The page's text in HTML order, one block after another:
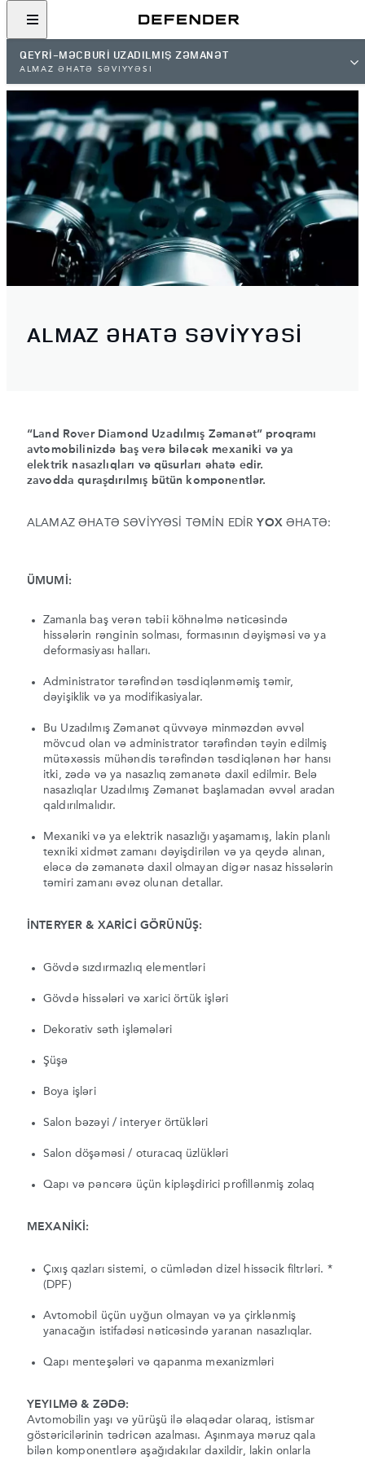
QEYRİ-MƏCBURİ UZADILMIŞ ZƏMANƏT
ALMAZ ƏHATƏ SƏVİYYƏSİ
ALMAZ ƏHATƏ SƏVİYYƏSİ
“Land Rover Diamond Uzadılmış Zəmanət” proqramı
avtomobilinizdə baş verə biləcək mexaniki və ya
elektrik nasazlıqları və qüsurları əhatə edir.
zavodda quraşdırılmış bütün komponentlər.
ALAMAZ ƏHATƏ SƏVİYYƏSİ TƏMİN EDİRYOXƏHATƏ:
ÜMUMİ:
Zamanla baş verən təbii köhnəlmə nəticəsində
hissələrin rənginin solması, formasının dəyişməsi və ya
deformasiyası halları.
Administrator tərəfindən təsdiqlənməmiş təmir,
dəyişiklik və ya modifikasiyalar.
Bu Uzadılmış Zəmanət qüvvəyə minməzdən əvvəl
mövcud olan və administrator tərəfindən təyin edilmiş
mütəxəssis mühəndis tərəfindən təsdiqlənən hər hansı
itki, zədə və ya nasazlıq zəmanətə daxil edilmir. Belə
nasazlıqlar Uzadılmış Zəmanət başlamadan əvvəl aradan
qaldırılmalıdır.
Mexaniki və ya elektrik nasazlığı yaşamamış, lakin planlı
texniki xidmət zamanı dəyişdirilən və ya qeydə alınan,
eləcə də zəmanətə daxil olmayan digər nasaz hissələrin
təmiri zamanı əvəz olunan detallar.
İNTERYER & XARİCİ GÖRÜNÜŞ:
Gövdə sızdırmazlıq elementləri
Gövdə hissələri və xarici örtük işləri
Dekorativ səth işləmələri
Şüşə
Boya işləri
Salon bəzəyi / interyer örtükləri
Salon döşəməsi / oturacaq üzlükləri
Qapı və pəncərə üçün kipləşdirici profillənmiş zolaq
MEXANİKİ:
Çıxış qazları sistemi, o cümlədən dizel hissəcik filtrləri. *
(DPF)
Avtomobil üçün uyğun olmayan və ya çirklənmiş
yanacağın istifadəsi nəticəsində yaranan nasazlıqlar.
Qapı menteşələri və qapanma mexanizmləri
YEYILMƏ & ZƏDƏ:
Avtomobilin yaşı və yürüşü ilə əlaqədar olaraq, istismar
göstəricilərinin tədricən azalması. Aşınmaya məruz qala
bilən komponentlərə aşağıdakılar daxildir, lakin onlarla